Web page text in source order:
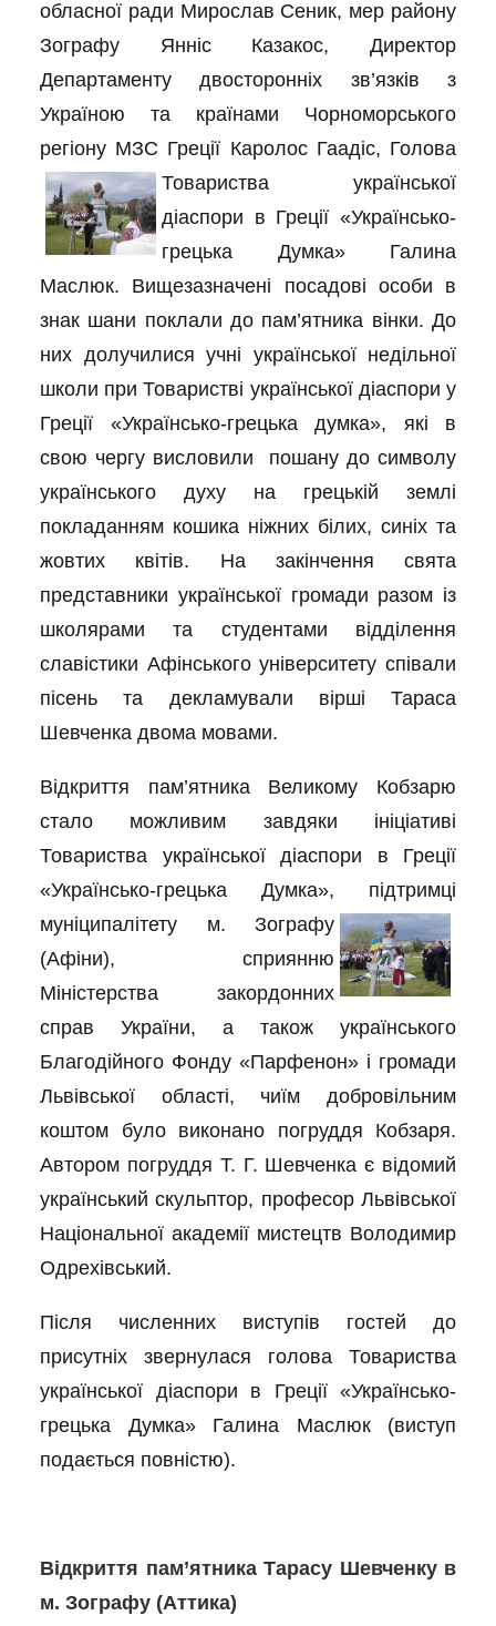
обласної ради Мирослав Сеник, мер району
Зографу Янніс Казакос, Директор
Департаменту двосторонніх зв’язків з
Україною та країнами Чорноморського
регіону МЗС Греції Каролос Гаадіс, Голова
Товариства української
діаспори в Греції «Українсько-
грецька Думка» Галина
Маслюк. Вищезазначені посадові особи в
знак шани поклали до пам’ятника вінки. До
них долучилися учні української недільної
школи при Товаристві української діаспори у
Греції «Українсько-грецька думка», які в
свою чергу висловили пошану до символу
українського духу на грецькій землі
покладанням кошика ніжних білих, синіх та
жовтих квітів. На закінчення свята
представники української громади разом із
школярами та студентами відділення
славістики Афінського університету співали
пісень та декламували вірші Тараса
Шевченка двома мовами.
Відкриття пам’ятника Великому Кобзарю
стало можливим завдяки ініціативі
Товариства української діаспори в Греції
«Українсько-грецька Думка», підтримці
муніципалітету м. Зографу
(Афіни), сприянню
Міністерства закордонних
справ України, а також українського
Благодійного Фонду «Парфенон» і громади
Львівської області, чиїм добровільним
коштом було виконано погруддя Кобзаря.
Автором погруддя Т. Г. Шевченка є відомий
український скульптор, професор Львівської
Національної академії мистецтв Володимир
Одрехівський.
Після численних виступів гостей до
присутніх звернулася голова Товариства
української діаспори в Греції «Українсько-
грецька Думка» Галина Маслюк (виступ
подається повністю).
Відкриття пам’ятника Тарасу Шевченку в
м. Зографу (Аттика)